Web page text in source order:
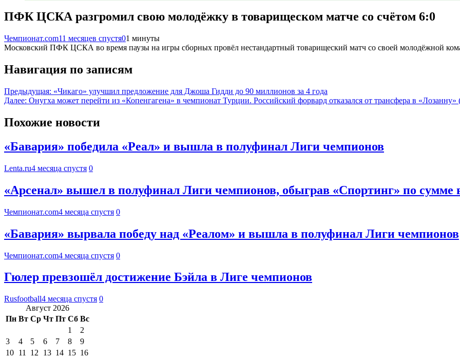
ПФК ЦСКА разгромил свою молодёжку в товарищеском матче со счётом 6:0
Чемпионат.com11 месяцев спустя01 минуты
Московский ПФК ЦСКА во время паузы на игры сборных провёл нестандартный товарищеский матч со своей молодёжной
Навигация по записям
Предыдущая: «Чикаго» улучшил предложение для Джоша Гидди до 90 миллионов за 4 года
Далее: Онугха может перейти из «Копенгагена» в чемпионат Турции. Российский форвард отказался от трансфера в «Лозанну»
Похожие новости
«Бавария» победила «Реал» и вышла в полуфинал Лиги чемпионов
Lenta.ru4 месяца спустя 0
«Арсенал» вышел в полуфинал Лиги чемпионов, обыграв «Спортинг» по сумме
Чемпионат.com4 месяца спустя 0
«Бавария» вырвала победу над «Реалом» и вышла в полуфинал Лиги чемпионов
Чемпионат.com4 месяца спустя 0
Гюлер превзошёл достижение Бэйла в Лиге чемпионов
Rusfootball4 месяца спустя 0
Август 2026
Пн Вт Ср Чт Пт Сб Вс
1
2
3
4 5 6 7 8
9
10 11 12 13 14 15 16